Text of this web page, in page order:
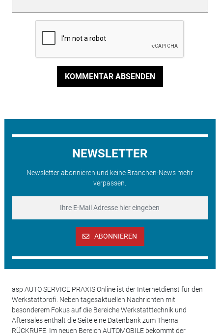
KOMMENTAR ABSENDEN
NEWSLETTER
Newsletter abonnieren und keine Branchen-News mehr
verpassen.
ABONNIEREN
asp AUTO SERVICE PRAXIS Online ist der Internetdienst für den
Werkstattprofi. Neben tagesaktuellen Nachrichten mit
besonderem Fokus auf die Bereiche Werkstatttechnik und
Aftersales enthält die Seite eine Datenbank zum Thema
RÜCKRUFE. Im neuen Bereich AUTOMOBILE bekommt der